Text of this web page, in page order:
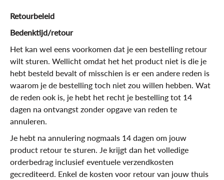
Retourbeleid
Bedenktijd/retour
Het kan wel eens voorkomen dat je een bestelling retour
wilt sturen. Wellicht omdat het het product niet is die je
hebt besteld bevalt of misschien is er een andere reden is
waarom je de bestelling toch niet zou willen hebben. Wat
de reden ook is, je hebt het recht je bestelling tot 14
dagen na ontvangst zonder opgave van reden te
annuleren.
Je hebt na annulering nogmaals 14 dagen om jouw
product retour te sturen. Je krijgt dan het volledige
orderbedrag inclusief eventuele verzendkosten
gecrediteerd. Enkel de kosten voor retour van jouw thuis